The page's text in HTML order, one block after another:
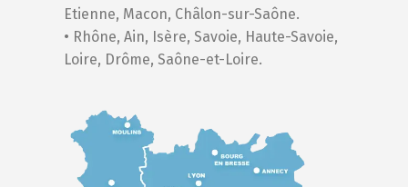
Etienne, Macon, Châlon-sur-Saône.
• Rhône, Ain, Isère, Savoie, Haute-Savoie,
Loire, Drôme, Saône-et-Loire.